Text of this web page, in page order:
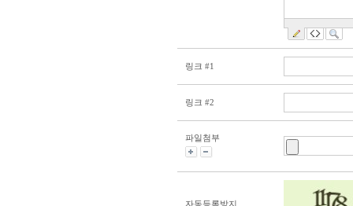
링크 #1
링크 #2
파일첨부
자동등록방지